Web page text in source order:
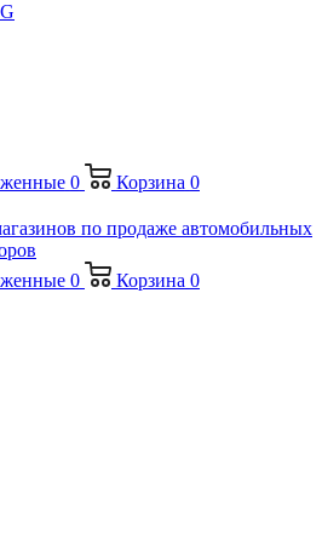
0 Корзина 0
0 Корзина 0